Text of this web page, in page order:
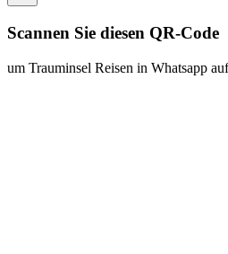
Scannen Sie diesen QR-Code
um Trauminsel Reisen in Whatsapp